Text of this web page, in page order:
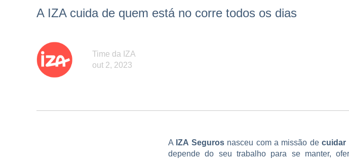
A IZA cuida de quem está no corre todos os dias
Time da IZA
out 2, 2023
A IZA Seguros nasceu com a missão decuidar
depende do seu trabalho para se manter,